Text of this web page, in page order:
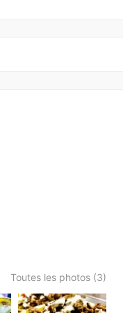
Toutes les photos (3)